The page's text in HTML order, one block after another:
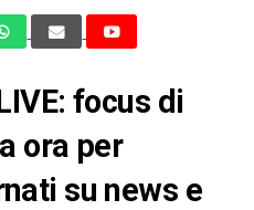
focus di
ora per
su news e